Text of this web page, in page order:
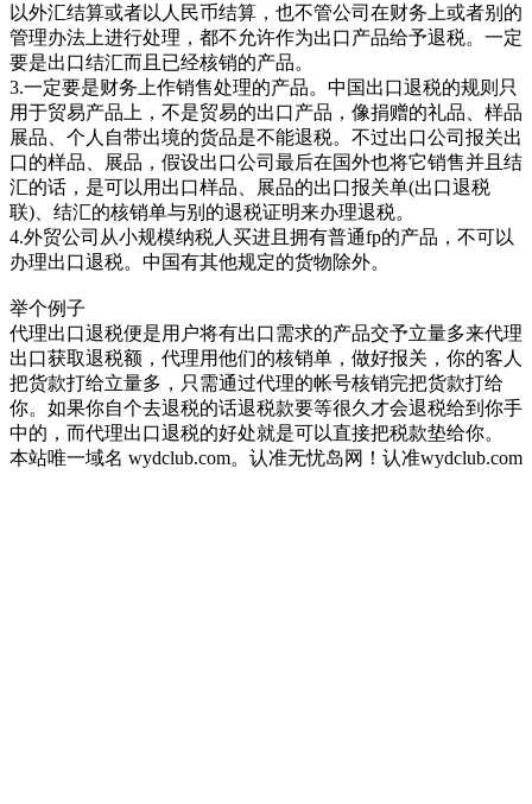
以外汇结算或者以人民币结算，也不管公司在财务上或者别的
管理办法上进行处理，都不允许作为出口产品给予退税。一定
要是出口结汇而且已经核销的产品。
3.一定要是财务上作销售处理的产品。中国出口退税的规则只
用于贸易产品上，不是贸易的出口产品，像捐赠的礼品、样品
展品、个人自带出境的货品是不能退税。不过出口公司报关出
口的样品、展品，假设出口公司最后在国外也将它销售并且结
汇的话，是可以用出口样品、展品的出口报关单(出口退税
联)、结汇的核销单与别的退税证明来办理退税。
4.外贸公司从小规模纳税人买进且拥有普通fp的产品，不可以
办理出口退税。中国有其他规定的货物除外。
举个例子
代理出口退税便是用户将有出口需求的产品交予立量多来代理
出口获取退税额，代理用他们的核销单，做好报关，你的客人
把货款打给立量多，只需通过代理的帐号核销完把货款打给
你。如果你自个去退税的话退税款要等很久才会退税给到你手
中的，而代理出口退税的好处就是可以直接把税款垫给你。
本站唯一域名 wydclub.com。认准无忧岛网！认准wydclub.com